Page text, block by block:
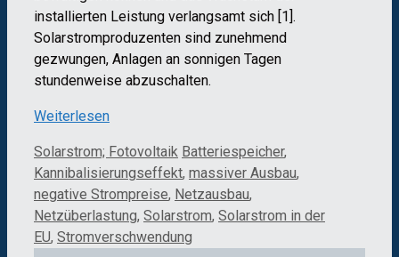
installierten Leistung verlangsamt sich [1].
Solarstromproduzenten sind zunehmend
gezwungen, Anlagen an sonnigen Tagen
stundenweise abzuschalten.
Weiterlesen
Kategorien
Solarstrom; Fotovoltaik Schlagwörter
Batteriespeicher,
Kannibalisierungseffekt, massiver Ausbau,
negative Strompreise, Netzausbau,
Netzüberlastung, Solarstrom, Solarstrom in der
EU, Stromverschwendung